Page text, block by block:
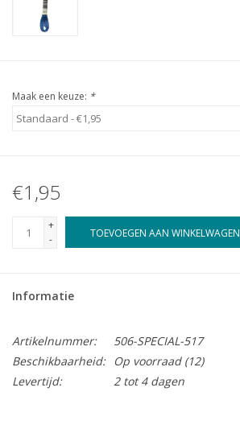
Maak een keuze: *
€1,95
+
-
TOEVOEGEN AAN WINKELWAGEN
Informatie
Artikelnummer:
506-SPECIAL-517
Beschikbaarheid:
Op voorraad(12)
Levertijd:
2 tot 4 dagen